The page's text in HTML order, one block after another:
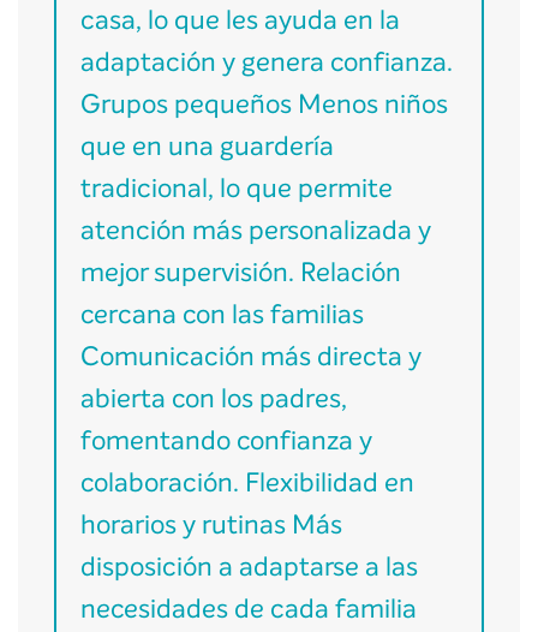
casa, lo que les ayuda en la
adaptación y genera confianza.
Grupos pequeños Menos niños
que en una guardería
tradicional, lo que permite
atención más personalizada y
mejor supervisión. Relación
cercana con las familias
Comunicación más directa y
abierta con los padres,
fomentando confianza y
colaboración. Flexibilidad en
horarios y rutinas Más
disposición a adaptarse a las
necesidades de cada familia